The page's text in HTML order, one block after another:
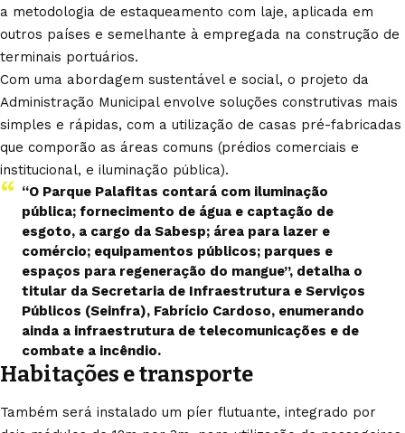
a metodologia de estaqueamento com laje, aplicada em
outros países e semelhante à empregada na construção de
terminais portuários.
Com uma abordagem sustentável e social, o projeto da
Administração Municipal envolve soluções construtivas mais
simples e rápidas, com a utilização de casas pré-fabricadas
que comporão as áreas comuns (prédios comerciais e
institucional, e iluminação pública).
“O Parque Palafitas contará com iluminação
pública; fornecimento de água e captação de
esgoto, a cargo da Sabesp; área para lazer e
comércio; equipamentos públicos; parques e
espaços para regeneração do mangue”, detalha o
titular da Secretaria de Infraestrutura e Serviços
Públicos (Seinfra), Fabrício Cardoso, enumerando
ainda a infraestrutura de telecomunicações e de
combate a incêndio.
Habitações e transporte
Também será instalado um píer flutuante, integrado por